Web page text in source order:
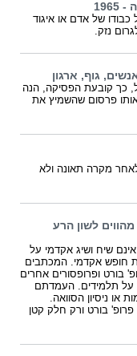
כבודו של אדם או איגוד
נזק.
גוף, ארגון
כך קובעת הפסיקה, הנה
פרסום שהשמיץ את
מקרה תאונה ולא
לשון הרע
שיח ושיג אקדמי על
חופש אקדמי. המכתבים
בורט ופרופסורים אחרים
על תלמידים. העמדתם
או ניסיון הסוואה.
בורט ורק חלק קטן